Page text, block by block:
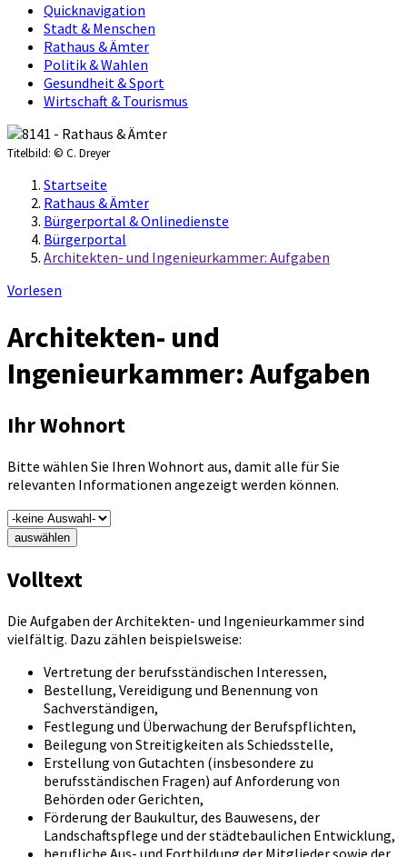
Quicknavigation
Stadt & Menschen
Rathaus & Ämter
Politik & Wahlen
Gesundheit & Sport
Wirtschaft & Tourismus
Titelbild: © C. Dreyer
Startseite
Rathaus & Ämter
Bürgerportal & Onlinedienste
Bürgerportal
Architekten- und Ingenieurkammer: Aufgaben
Vorlesen
Architekten- und
Ingenieurkammer: Aufgaben
Ihr Wohnort
Bitte wählen Sie Ihren Wohnort aus, damit alle für Sie
relevanten Informationen angezeigt werden können.
auswählen
Volltext
Die Aufgaben der Architekten- und Ingenieurkammer sind
vielfältig. Dazu zählen beispielsweise:
Vertretung der berufsständischen Interessen,
Bestellung, Vereidigung und Benennung von
Sachverständigen,
Festlegung und Überwachung der Berufspflichten,
Beilegung von Streitigkeiten als Schiedsstelle,
Erstellung von Gutachten (insbesondere zu
berufsständischen Fragen) auf Anforderung von
Behörden oder Gerichten,
Förderung der Baukultur, des Bauwesens, der
Landschaftspflege und der städtebaulichen Entwicklung,